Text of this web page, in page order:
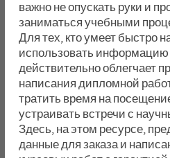
важно не опускать руки и
заниматься учебными
Для тех, кто умеет быстро
использовать информацию
действительно облегчает
написания дипломной
тратить время на
устраивать встречи с
Здесь, на этом ресурсе,
данные для заказа и